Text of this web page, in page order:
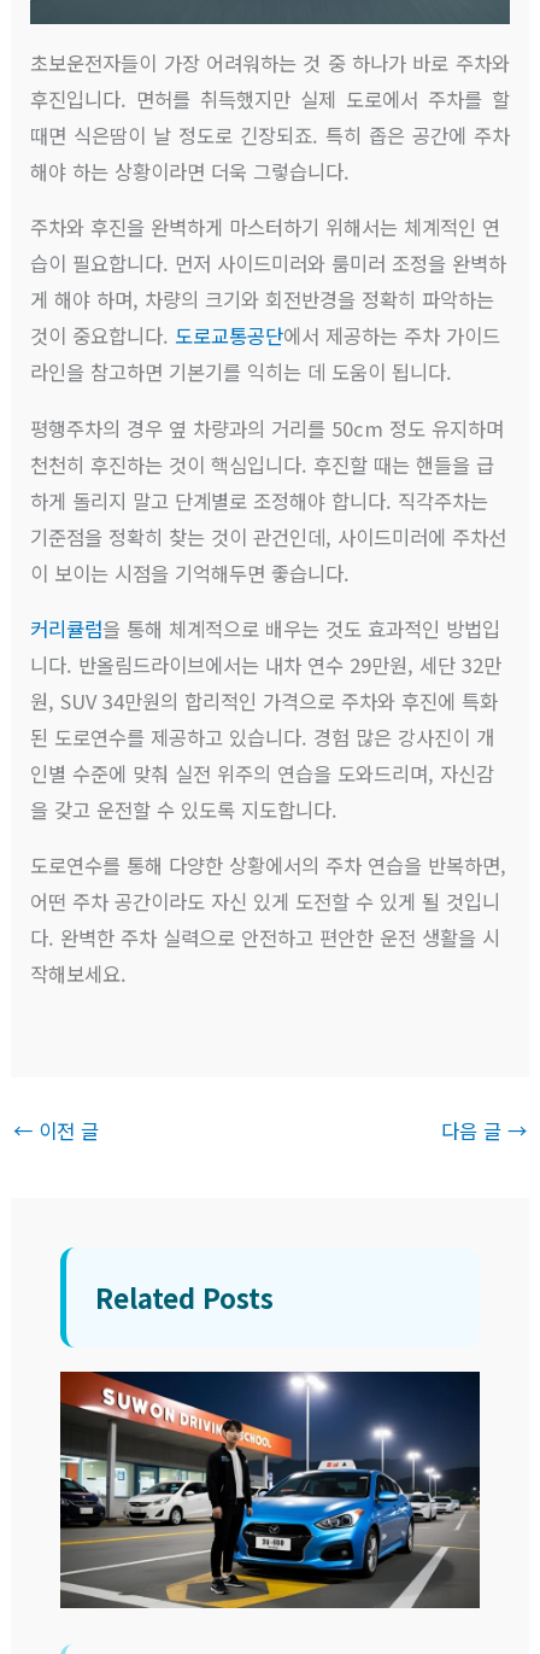
초보운전자들이 가장 어려워하는 것 중 하나가 바로 주차와
후진입니다. 면허를 취득했지만 실제 도로에서 주차를 할
때면 식은땀이 날 정도로 긴장되죠. 특히 좁은 공간에 주차
해야 하는 상황이라면 더욱 그렇습니다.
주차와 후진을 완벽하게 마스터하기 위해서는 체계적인 연
습이 필요합니다. 먼저 사이드미러와 룸미러 조정을 완벽하
게 해야 하며, 차량의 크기와 회전반경을 정확히 파악하는
것이 중요합니다. 도로교통공단에서 제공하는 주차 가이드
라인을 참고하면 기본기를 익히는 데 도움이 됩니다.
평행주차의 경우 옆 차량과의 거리를 50cm 정도 유지하며
천천히 후진하는 것이 핵심입니다. 후진할 때는 핸들을 급
하게 돌리지 말고 단계별로 조정해야 합니다. 직각주차는
기준점을 정확히 찾는 것이 관건인데, 사이드미러에 주차선
이 보이는 시점을 기억해두면 좋습니다.
커리큘럼을 통해 체계적으로 배우는 것도 효과적인 방법입
니다. 반올림드라이브에서는 내차 연수 29만원, 세단 32만
원, SUV 34만원의 합리적인 가격으로 주차와 후진에 특화
된 도로연수를 제공하고 있습니다. 경험 많은 강사진이 개
인별 수준에 맞춰 실전 위주의 연습을 도와드리며, 자신감
을 갖고 운전할 수 있도록 지도합니다.
도로연수를 통해 다양한 상황에서의 주차 연습을 반복하면,
어떤 주차 공간이라도 자신 있게 도전할 수 있게 될 것입니
다. 완벽한 주차 실력으로 안전하고 편안한 운전 생활을 시
작해보세요.
←이전 글 다음 글→
Related Posts